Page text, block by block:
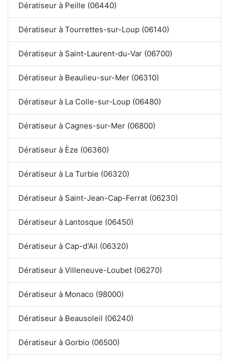
Dératiseur à Peille (06440)
Dératiseur à Tourrettes-sur-Loup (06140)
Dératiseur à Saint-Laurent-du-Var (06700)
Dératiseur à Beaulieu-sur-Mer (06310)
Dératiseur à La Colle-sur-Loup (06480)
Dératiseur à Cagnes-sur-Mer (06800)
Dératiseur à Èze (06360)
Dératiseur à La Turbie (06320)
Dératiseur à Saint-Jean-Cap-Ferrat (06230)
Dératiseur à Lantosque (06450)
Dératiseur à Cap-d'Ail (06320)
Dératiseur à Villeneuve-Loubet (06270)
Dératiseur à Monaco (98000)
Dératiseur à Beausoleil (06240)
Dératiseur à Gorbio (06500)